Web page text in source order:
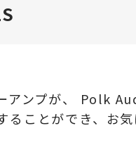
ンプが、 Polk
ことができ、お